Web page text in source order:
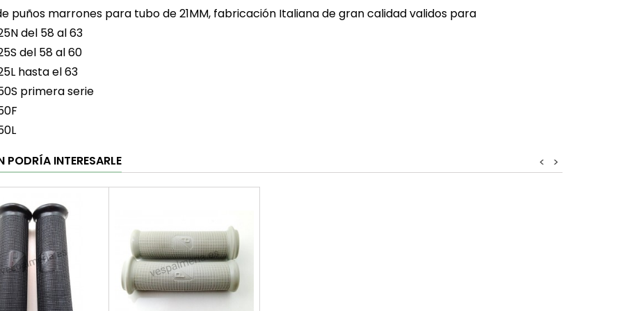
puños marrones para tubo de 21MM, fabricación Italiana de gran calidad validos para
del 58 al 63
del 58 al 60
hasta el 63
primera serie
PODRÍA INTERESARLE
>
<